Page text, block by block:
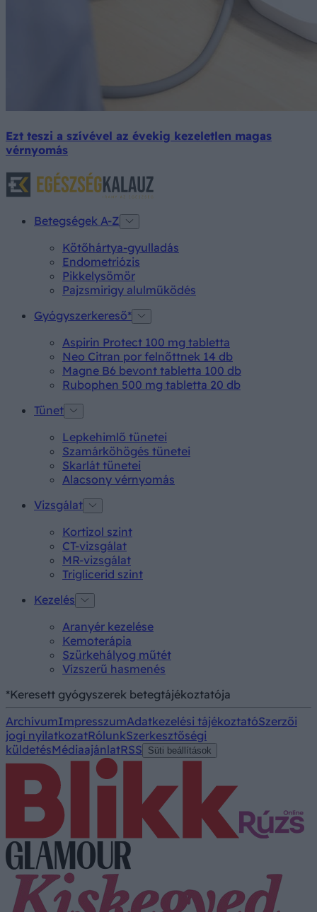
Ezt teszi a szívével az évekig kezeletlen magas
vérnyomás
Betegségek A-Z
Kötőhártya-gyulladás
Endometriózis
Pikkelysömör
Pajzsmirigy alulműködés
Gyógyszerkereső*
Aspirin Protect 100 mg tabletta
Neo Citran por felnőttnek 14 db
Magne B6 bevont tabletta 100 db
Rubophen 500 mg tabletta 20 db
Tünet
Lepkehimlő tünetei
Szamárköhögés tünetei
Skarlát tünetei
Alacsony vérnyomás
Vizsgálat
Kortizol szint
CT-vizsgálat
MR-vizsgálat
Triglicerid szint
Kezelés
Aranyér kezelése
Kemoterápia
Szürkehályog műtét
Vízszerű hasmenés
*Keresett gyógyszerek betegtájékoztatója
ArchívumImpresszumAdatkezelési tájékoztatóSzerzői
jogi nyilatkozatRólunkSzerkesztőségi
küldetésMédiaajánlatRSS Süti beállítások